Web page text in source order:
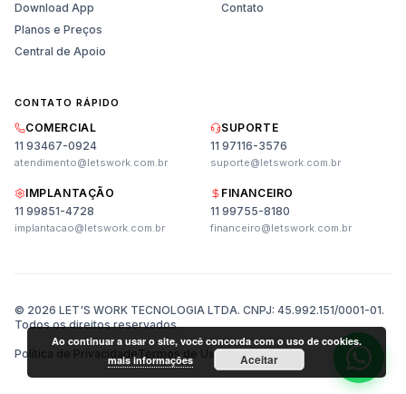
Download App
Planos e Preços
Central de Apoio
Contato
CONTATO RÁPIDO
COMERCIAL
11 93467-0924
atendimento@letswork.com.br
SUPORTE
11 97116-3576
suporte@letswork.com.br
IMPLANTAÇÃO
11 99851-4728
implantacao@letswork.com.br
FINANCEIRO
11 99755-8180
financeiro@letswork.com.br
© 2026 LET'S WORK TECNOLOGIA LTDA. CNPJ: 45.992.151/0001-01.
Todos os direitos reservados.
Política de PrivacidadeTermos de UsoContato
Vendas
Ao continuar a usar o site, você concorda com o uso de cookies.
mais informações
Aceitar